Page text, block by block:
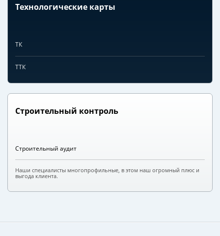
Технологические карты
ТК
ТТК
Строительный контроль
Строительный аудит
Наши специалисты многопрофильные, в этом наш огромный плюс и
выгода клиента.